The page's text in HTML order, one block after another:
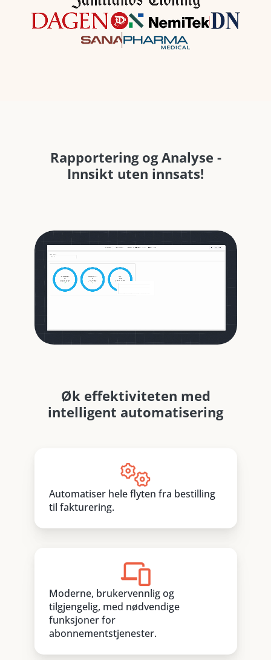
Rapportering og Analyse -
Innsikt uten innsats!
Øk effektiviteten med
intelligent automatisering
Automatiser hele flyten fra bestilling
til fakturering.
Moderne, brukervennlig og
tilgjengelig, med nødvendige
funksjoner for
abonnementstjenester.